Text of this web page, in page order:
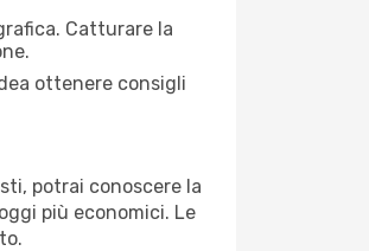
Catturare la
ottenere consigli
potrai conoscere la
più economici. Le